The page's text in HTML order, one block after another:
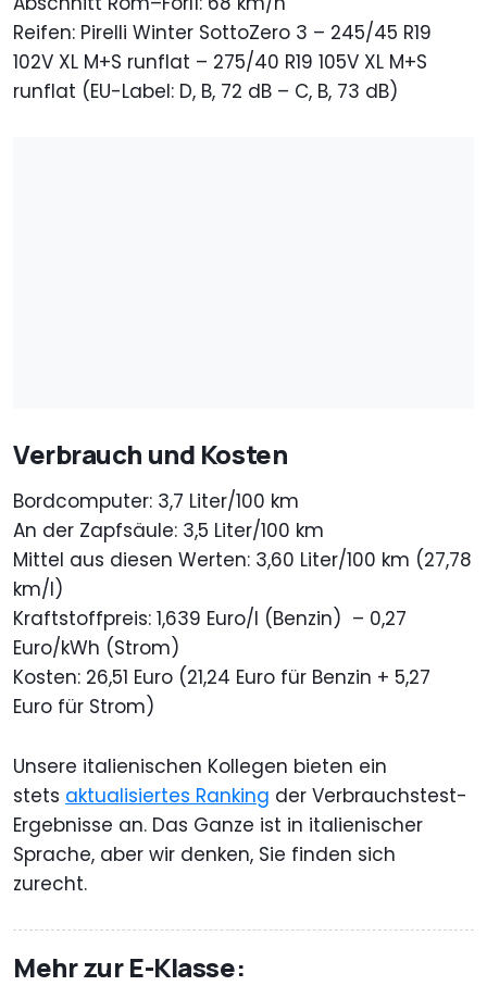
Reifen: Pirelli Winter SottoZero 3 – 245/45 R19
102V XL M+S runflat – 275/40 R19 105V XL M+S
runflat (EU-Label: D, B, 72 dB – C, B, 73 dB)
Verbrauch und Kosten
Bordcomputer: 3,7 Liter/100 km
An der Zapfsäule: 3,5 Liter/100 km
Mittel aus diesen Werten: 3,60 Liter/100 km (27,78
km/l)
Kraftstoffpreis: 1,639 Euro/l (Benzin) – 0,27
Euro/kWh (Strom)
Kosten: 26,51 Euro (21,24 Euro für Benzin + 5,27
Euro für Strom)
Unsere italienischen Kollegen bieten ein
stets aktualisiertes Ranking der Verbrauchstest-
Ergebnisse an. Das Ganze ist in italienischer
Sprache, aber wir denken, Sie finden sich
zurecht.
Mehr zur E-Klasse: